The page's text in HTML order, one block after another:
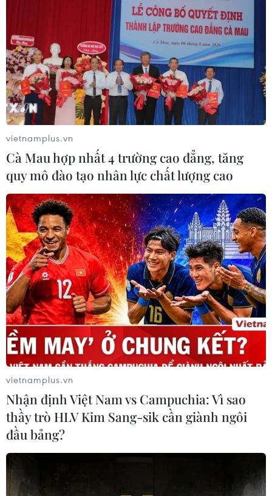
TIN CÙNG CHUYÊN MỤC
Việt Nam tiếp tục là thị trường trọng
điểm của doanh nghiệp thực phẩm
Ba Lan
06/08/2026 14:03
Lâm Đồng vào cao điểm vụ cá Nam,
ngư dân phấn khởi vươn khơi
06/08/2026 09:06
Giá dầu tăng khi nhà đầu tư thận
trọng trước tình hình Trung Đông
06/08/2026 09:03
Giá vàng tăng phiên thứ tư liên tiếp,
vietnamplus.vn
Cà Mau hợp nhất 4 trường cao đẳng, tăng
quy mô đào tạo nhân lực chất lượng cao
vietnamplus.vn
Nhận định Việt Nam vs Campuchia: Vì sao
thầy trò HLV Kim Sang-sik cần giành ngôi
đầu bảng?